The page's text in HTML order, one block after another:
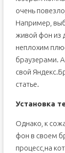
очень
Например,
живой фон из
неплохим
браузерами.
свой
статье.
Установка
Однако, к
фон в своем
процесс,на